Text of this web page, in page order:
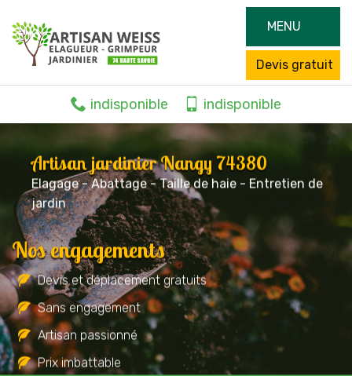
MENU
Devis gratuit
indisponible indisponible
Artisan jardinier Nangy 74380
Elagage - Abattage - Taille de haie - Entretien de
jardin
Nos engagements
Devis et déplacement gratuits
Sans engagement
Artisan passionné
Prix imbattable